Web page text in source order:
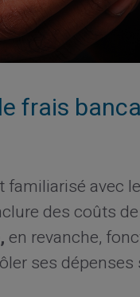
frais
familiarisé avec
des coûts
en revanche,
ses